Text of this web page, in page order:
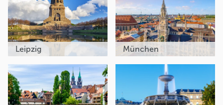
Leipzig München